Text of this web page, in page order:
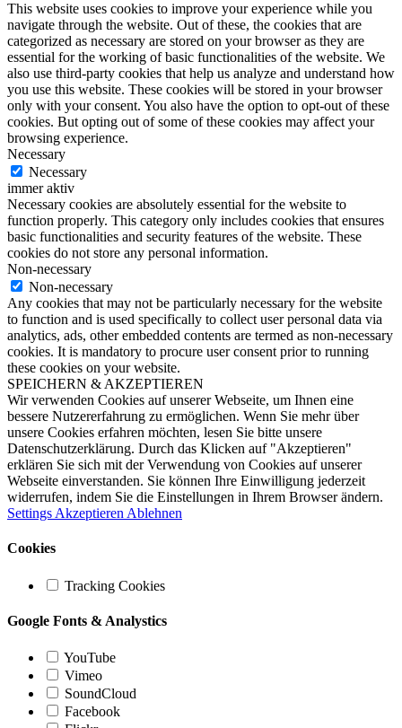
This website uses cookies to improve your experience while you
navigate through the website. Out of these, the cookies that are
categorized as necessary are stored on your browser as they are
essential for the working of basic functionalities of the website. We
also use third-party cookies that help us analyze and understand how
you use this website. These cookies will be stored in your browser
only with your consent. You also have the option to opt-out of these
cookies. But opting out of some of these cookies may affect your
browsing experience.
Necessary
Necessary
immer aktiv
Necessary cookies are absolutely essential for the website to
function properly. This category only includes cookies that ensures
basic functionalities and security features of the website. These
cookies do not store any personal information.
Non-necessary
Non-necessary
Any cookies that may not be particularly necessary for the website
to function and is used specifically to collect user personal data via
analytics, ads, other embedded contents are termed as non-necessary
cookies. It is mandatory to procure user consent prior to running
these cookies on your website.
SPEICHERN & AKZEPTIEREN
Wir verwenden Cookies auf unserer Webseite, um Ihnen eine
bessere Nutzererfahrung zu ermöglichen. Wenn Sie mehr über
unsere Cookies erfahren möchten, lesen Sie bitte unsere
Datenschutzerklärung. Durch das Klicken auf "Akzeptieren"
erklären Sie sich mit der Verwendung von Cookies auf unserer
Webseite einverstanden. Sie können Ihre Einwilligung jederzeit
widerrufen, indem Sie die Einstellungen in Ihrem Browser ändern.
Settings Akzeptieren Ablehnen
Cookies
Tracking Cookies
Google Fonts & Analystics
YouTube
Vimeo
SoundCloud
Facebook